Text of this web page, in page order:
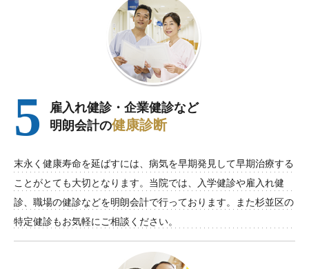
5
雇入れ健診・企業健診など
明朗会計の健康診断
末永く健康寿命を延ばすには、病気を早期発見して早期治療する
ことがとても大切となります。当院では、入学健診や雇入れ健
診、職場の健診などを明朗会計で行っております。また杉並区の
特定健診もお気軽にご相談ください。